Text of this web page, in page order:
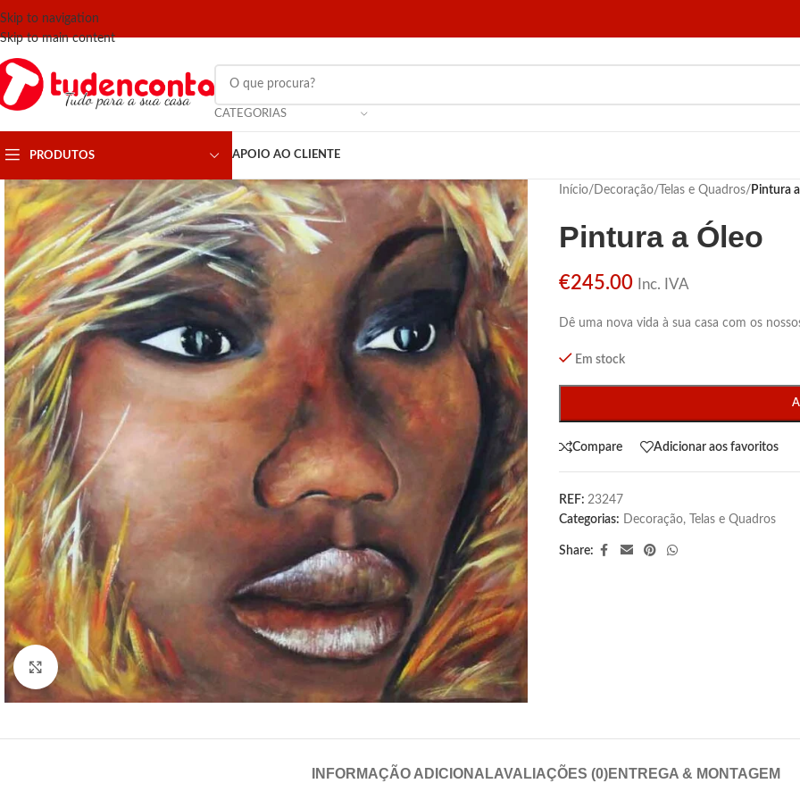
Skip to navigation
Skip to main content
CATEGORIAS
PRODUTOS APOIO AO CLIENTE
Click para aumentar
Início/ Decoração/ Telas e Quadros/ Pintura
Pintura a Óleo
€245.00 Inc. IVA
Dê uma nova vida à sua casa com os
Em stock
Compare Adicionar aos favoritos
REF: 23247
Categorias: Decoração, Telas e Quadros
Share:
INFORMAÇÃO ADICIONALAVALIAÇÕES (0)ENTREGA & MONTAGEM